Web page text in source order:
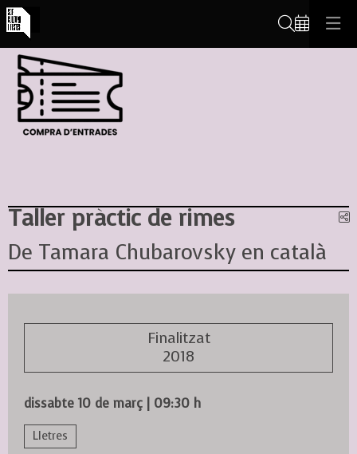
Taller pràctic de rimes
De Tamara Chubarovsky en català
Finalitzat
2018
dissabte 10 de març | 09:30 h
Lletres